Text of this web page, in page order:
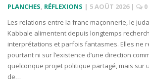
PLANCHES, RÉFLEXIONS | 5 AOÛT 2026 |
0
Les relations entre la franc-maçonnerie, le
Kabbale alimentent depuis longtemps
interprétations et parfois fantasmes. Elles ne
pourtant ni sur l’existence d’une direction
quelconque projet politique partagé, mais sur
de…